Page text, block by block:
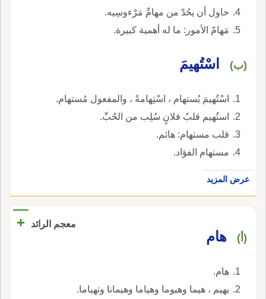
حاول أن يحُدّ من مهامِّ مَرْءوسِيه.
مَهامّ الأمور: ما له أهمية كبيرة.
(ب) اسْتُهيمَ
اسْتُهيمَ يُستهام ، اسْتِهامةً ، والمفعول مُستهام.
استُهيم قلبُ فلانٍ سُلِب من الحُبِّ.
قلب مستهام: هائم.
مستهام الفؤاد.
عرض المزيد
معجم الرائد +
(أ) هام
هام.
يهيم ، هيما وهيوما وهياما وهيمانا وتهياما.